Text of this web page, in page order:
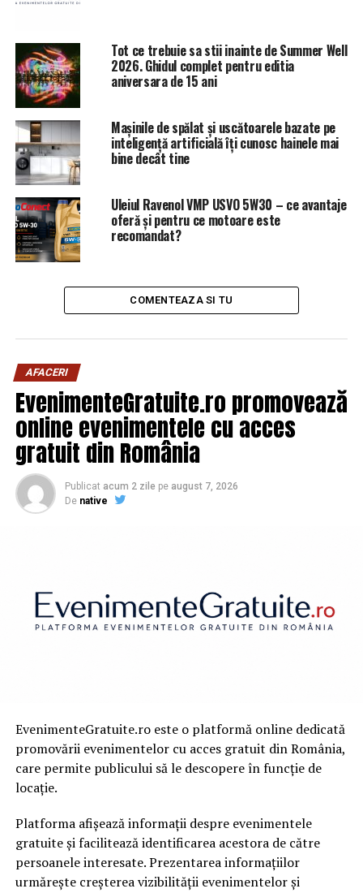
Tot ce trebuie sa stii inainte de Summer Well
2026. Ghidul complet pentru editia
aniversara de 15 ani
Mașinile de spălat și uscătoarele bazate pe
inteligență artificială îți cunosc hainele mai
bine decât tine
Uleiul Ravenol VMP USVO 5W30 – ce avantaje
oferă și pentru ce motoare este
recomandat?
COMENTEAZA SI TU
AFACERI
EvenimenteGratuite.ro promovează
online evenimentele cu acces
gratuit din România
Publicat acum 2 zile pe august 7, 2026
De native
EvenimenteGratuite.ro este o platformă online dedicată
promovării evenimentelor cu acces gratuit din România,
care permite publicului să le descopere în funcție de
locație.
Platforma afișează informații despre evenimentele
gratuite și facilitează identificarea acestora de către
persoanele interesate. Prezentarea informațiilor
urmărește creșterea vizibilității evenimentelor și